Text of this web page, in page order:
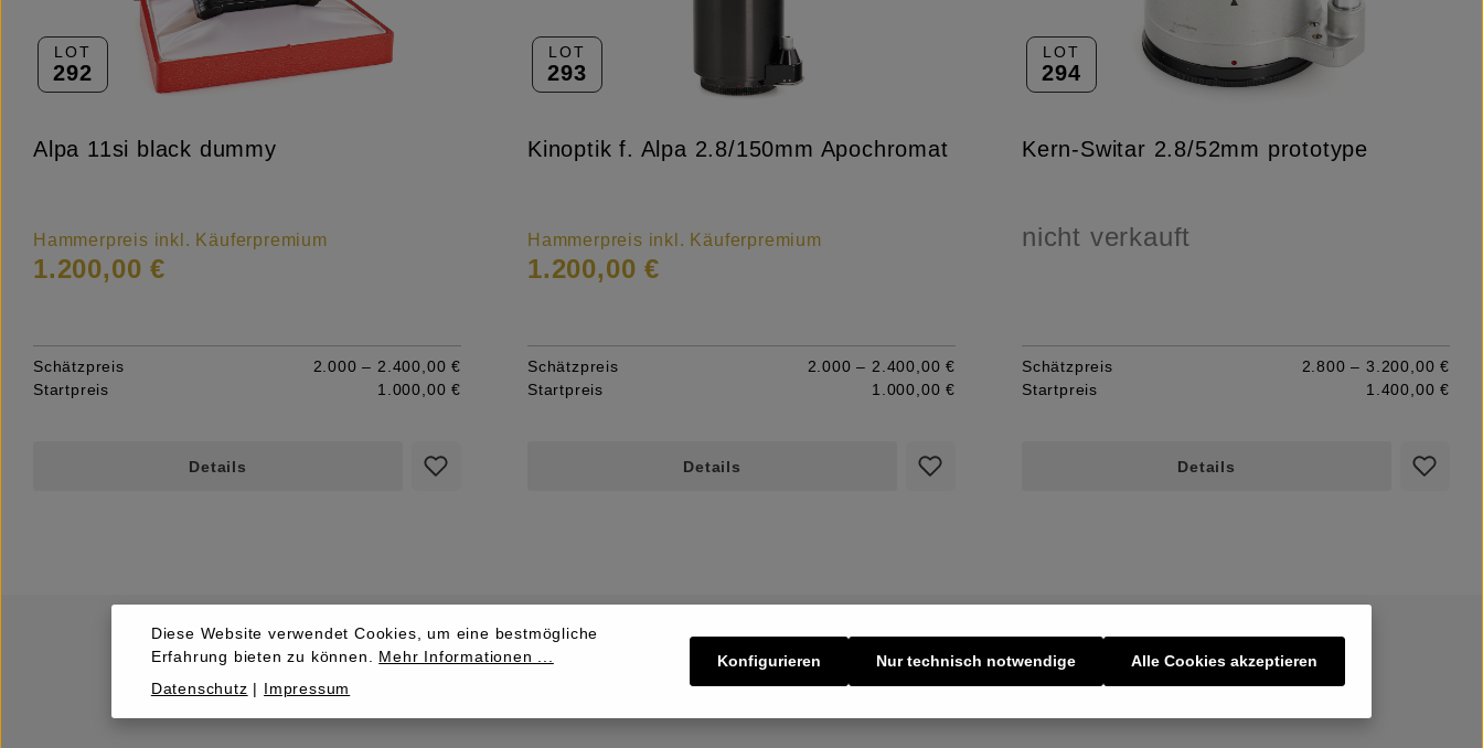
LOT
292
Alpa 11si black dummy
Hammerpreis inkl. Käuferpremium
1.200,00 €
Schätzpreis
2.000 – 2.400,00 €
Startpreis
1.000,00 €
Details
LOT
293
Kinoptik f. Alpa 2.8/150mm Apochromat
Hammerpreis inkl. Käuferpremium
1.200,00 €
Schätzpreis
2.000 – 2.400,00 €
Startpreis
1.000,00 €
Details
LOT
294
Kern-Switar 2.8/52mm prototype
nicht verkauft
Schätzpreis
2.800 – 3.200,00 €
Startpreis
1.400,00 €
Details
Diese Website verwendet Cookies, um eine bestmögliche
Erfahrung bieten zu können. Mehr Informationen ...
Datenschutz | Impressum
Nur technisch notwendige
Konfigurieren Alle Cookies akzeptieren